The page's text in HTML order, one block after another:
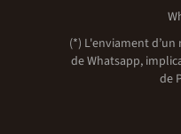
(*) L'enviament
de Whatsapp,
de